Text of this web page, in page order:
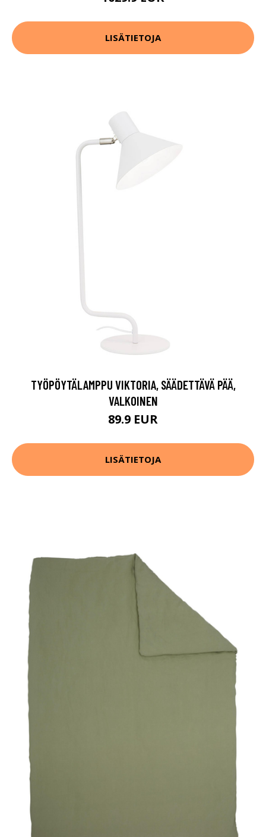
LISÄTIETOJA
TYÖPÖYTÄLAMPPU VIKTORIA, SÄÄDETTÄVÄ PÄÄ,
VALKOINEN
89.9 EUR
LISÄTIETOJA